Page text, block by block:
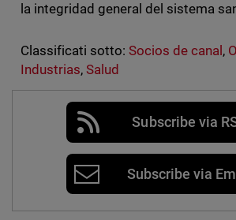
la integridad general del sistema
Classificati sotto: Socios de canal ,
Industrias, Salud
Subscribe via
Subscribe via